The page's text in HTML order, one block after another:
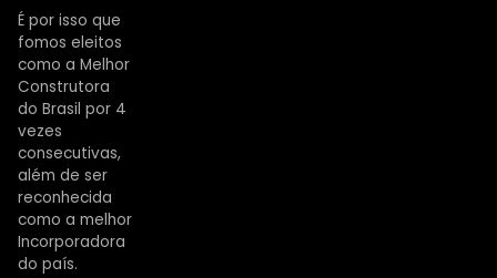
É por isso que
fomos eleitos
como a Melhor
Construtora
do Brasil por 4
vezes
consecutivas,
além de ser
reconhecida
como a melhor
Incorporadora
do país.